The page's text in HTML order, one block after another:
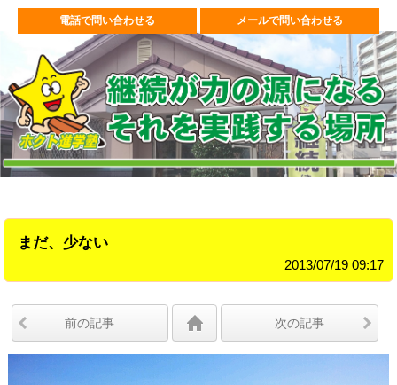
電話で問い合わせる メールで問い合わせる
まだ、少ない
2013/07/19 09:17
前の記事 次の記事